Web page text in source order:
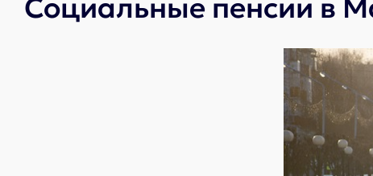
Социальные пенсии в